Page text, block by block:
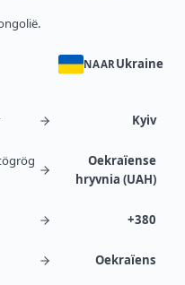
NAAR Ukraine
Kyiv
Oekraïense
hryvnia (UAH)
+380
Oekraïens